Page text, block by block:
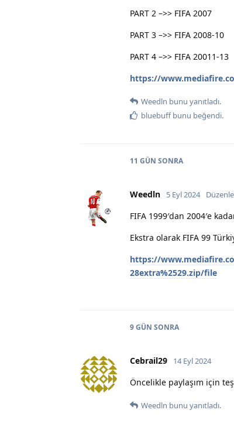
PART 2 –>> FIFA 2007
PART 3 –>> FIFA 2008-10
PART 4 –>> FIFA 20011-13
https://
Weedln bunu yanıtladı.
bluebuffbunu beğendi.
11 GÜN SONRA
Weedln 5 Eyl 2024
FIFA 1999′dan 2004′e
Ekstra olarak FIFA 99
https://
28extra%2529.zip/file
9 GÜN SONRA
Cebrail29 14 Eyl 2024
Öncelikle paylaşım için
Weedln bunu yanıtladı.